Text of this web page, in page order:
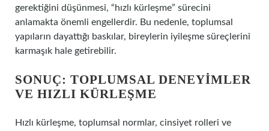
gerektiğini düşünmesi, “hızlı kürleşme” sürecini
anlamakta önemli engellerdir. Bu nedenle, toplumsal
yapıların dayattığı baskılar, bireylerin iyileşme süreçlerini
karmaşık hale getirebilir.
SONUÇ: TOPLUMSAL DENEYIMLER
VE HIZLI KÜRLEŞME
Hızlı kürleşme, toplumsal normlar, cinsiyet rolleri ve